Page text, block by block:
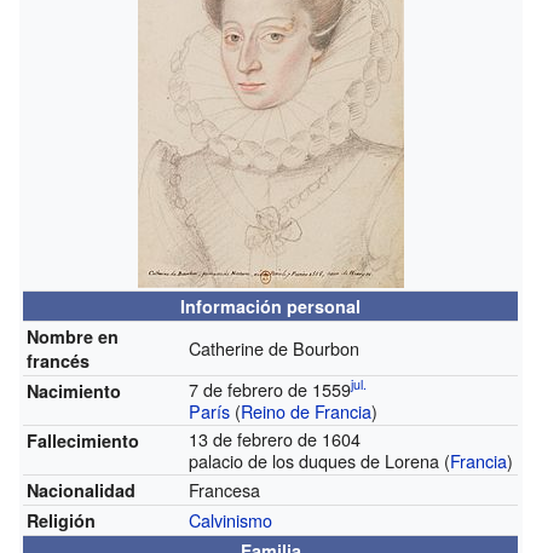
Información personal
Nombre en
francés
Catherine de Bourbon
Nacimiento 7 de febrero de 1559jul.
París (Reino de Francia)
Fallecimiento
13 de febrero de 1604
palacio de los duques de Lorena (Francia)
Nacionalidad Francesa
Religión Calvinismo